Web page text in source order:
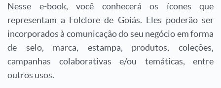
Nesse e-book, você conhecerá os ícones que
representam a Folclore de Goiás. Eles poderão ser
incorporados à comunicação do seu negócio em forma
de selo, marca, estampa, produtos, coleções,
campanhas colaborativas e/ou temáticas, entre
outros usos.